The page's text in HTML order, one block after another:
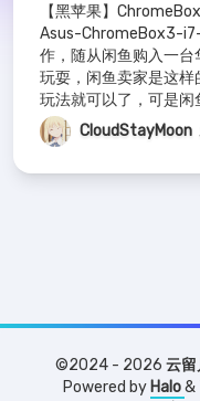
mysql 19 all -
NAS 2 Halo
【黑苹果】
Asus-ChromeBox3-
作，随从闲鱼购入一
玩耍，闲鱼卖家是这
玩法就可以了，可是
CloudStayMoon
©2024 - 2026 云
Powered by Halo&
沪ICP备
沪公网安备